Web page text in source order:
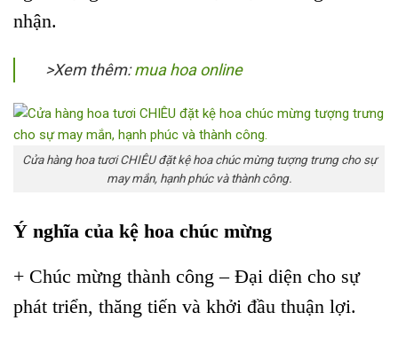
nhận.
>Xem thêm:mua hoa online
Cửa hàng hoa tươi CHIÊU đặt kệ hoa chúc mừng tượng trưng cho sự
may mắn, hạnh phúc và thành công.
Ý nghĩa của kệ hoa chúc mừng
+ Chúc mừng thành công – Đại diện cho sự
phát triển, thăng tiến và khởi đầu thuận lợi.